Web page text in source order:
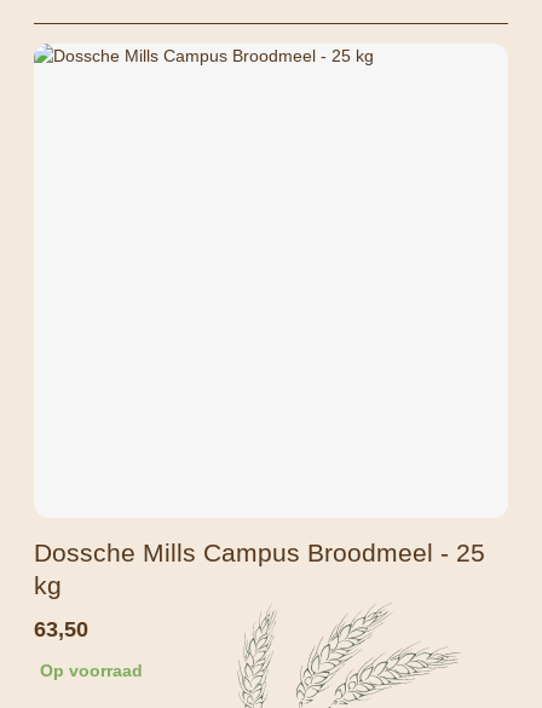
Dossche Mills Campus Broodmeel - 25
kg
63,50
Op voorraad